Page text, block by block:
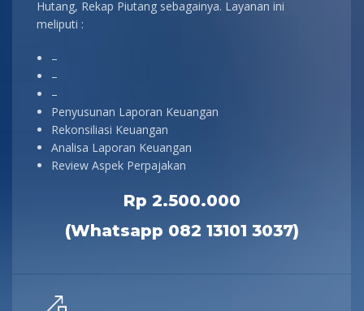
Hutang, Rekap Piutang sebagainya. Layanan ini
meliputi :
–
–
–
Penyusunan Laporan Keuangan
Rekonsiliasi Keuangan
Analisa Laporan Keuangan
Review Aspek Perpajakan
Rp 2.500.000
(Whatsapp 082 13101 3037)